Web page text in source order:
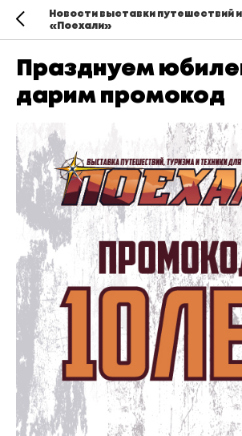
Новости выставки путешествий и
«Поехали»
Празднуем
дарим промокод